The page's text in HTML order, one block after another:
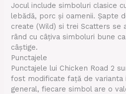
Jocul include simboluri clasice
lebădă, porc și oamenii. Șapte
create (Wild) si trei Scatters se
rând cu câțiva simboluri bune
câștige.
Punctajele
Punctajele lui Chicken Road 2
fost modificate față de varianta
general, fiecare simbol are o